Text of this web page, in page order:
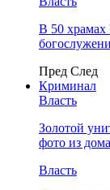
В 50 храмах
Пред След
Криминал
Власть
​Золотой
фото из
Власть